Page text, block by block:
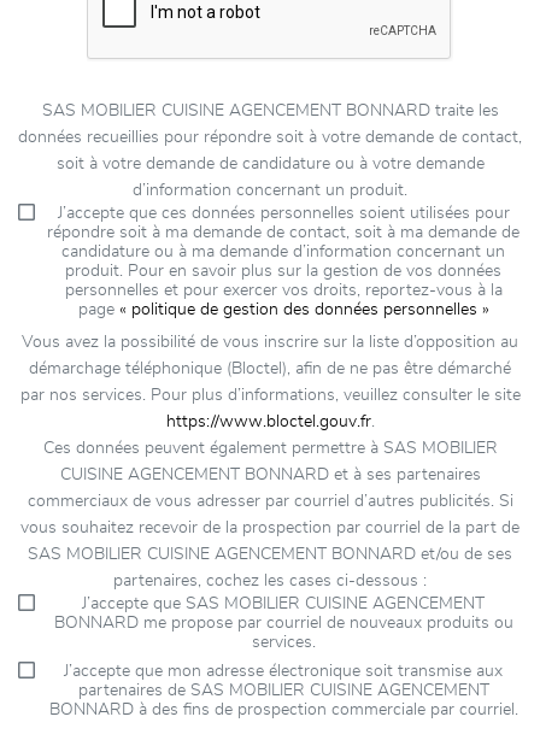
SAS MOBILIER CUISINE AGENCEMENT BONNARD traite les
données recueillies pour répondre soit à votre demande de contact,
soit à votre demande de candidature ou à votre demande
d’information concernant un produit.
J’accepte que ces données personnelles soient utilisées pour
répondre soit à ma demande de contact, soit à ma demande de
candidature ou à ma demande d’information concernant un
produit. Pour en savoir plus sur la gestion de vos données
personnelles et pour exercer vos droits, reportez-vous à la
page « politique de gestion des données personnelles »
Vous avez la possibilité de vous inscrire sur la liste d’opposition au
démarchage téléphonique (Bloctel), afin de ne pas être démarché
par nos services. Pour plus d’informations, veuillez consulter le site
https://www.bloctel.gouv.fr.
Ces données peuvent également permettre à SAS MOBILIER
CUISINE AGENCEMENT BONNARD et à ses partenaires
commerciaux de vous adresser par courriel d’autres publicités. Si
vous souhaitez recevoir de la prospection par courriel de la part de
SAS MOBILIER CUISINE AGENCEMENT BONNARD et/ou de ses
partenaires, cochez les cases ci-dessous :
J’accepte que SAS MOBILIER CUISINE AGENCEMENT
BONNARD me propose par courriel de nouveaux produits ou
services.
J’accepte que mon adresse électronique soit transmise aux
partenaires de SAS MOBILIER CUISINE AGENCEMENT
BONNARD à des fins de prospection commerciale par courriel.